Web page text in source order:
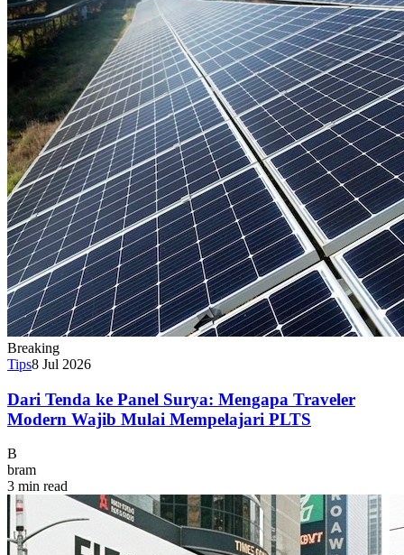
Breaking
Tips8 Jul 2026
Dari Tenda ke Panel Surya: Mengapa Traveler
Modern Wajib Mulai Mempelajari PLTS
B
bram
3 min read